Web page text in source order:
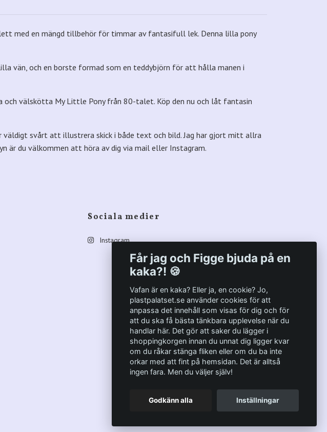
med en mängd tillbehör för timmar av fantasifull lek. Denna lilla pony
vän, och en borste formad som en teddybjörn för att hålla manen i
och välskötta My Little Pony från 80-talet. Köp den nu och låt fantasin
svårt att illustrera skick i både text och bild. Jag har gjort mitt allra
är du välkommen att höra av dig via mail eller Instagram.
Sociala medier
Instagram
Får jag och Figge bjuda på en
kaka?! 🍪
Vafan är en kaka? Eller ja, en cookie? Jo,
plastpalatset.se använder cookies för att
anpassa det innehåll som visas för dig och för
att du ska få bästa tänkbara upplevelse när du
handlar här. Det gör att saker du lägger i
shoppingkorgen innan du unnat dig ligger kvar
om du råkar stänga fliken eller om du ba inte
orkar med att fint på hemsidan. Det är alltså
ingen fara. Men du väljer själv!
Godkänn alla Inställningar